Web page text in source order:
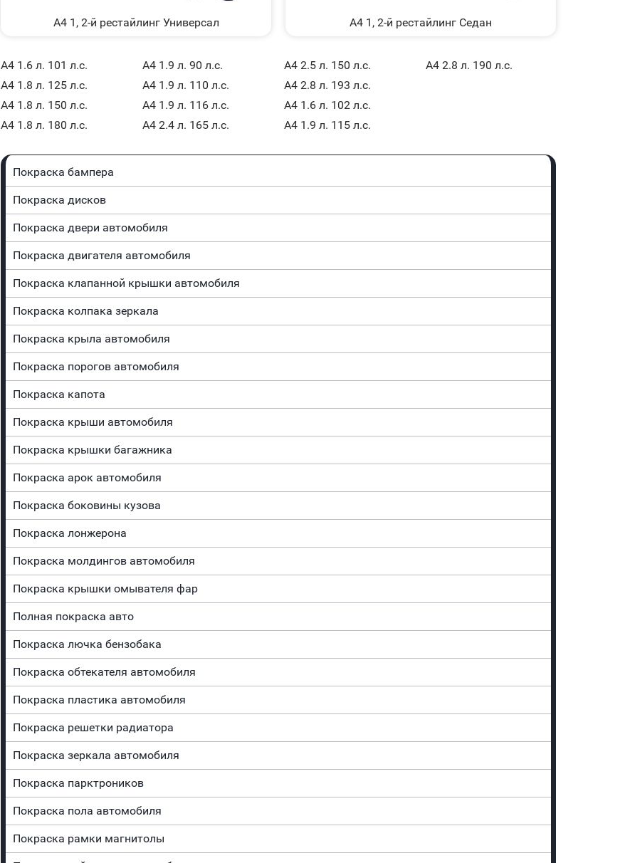
A4 1, 2-й рестайлинг Универсал A4 1, 2-й рестайлинг Седан
A4 1.6 л. 101 л.с.
A4 1.8 л. 125 л.с.
A4 1.8 л. 150 л.с.
A4 1.8 л. 180 л.с.
A4 1.9 л. 90 л.с.
A4 1.9 л. 110 л.с.
A4 1.9 л. 116 л.с.
A4 2.4 л. 165 л.с.
A4 2.5 л. 150 л.с.
A4 2.8 л. 193 л.с.
A4 1.6 л. 102 л.с.
A4 1.9 л. 115 л.с.
A4 2.8 л. 190 л.с.
Покраска бампера
Покраска дисков
Покраска двери автомобиля
Покраска двигателя автомобиля
Покраска клапанной крышки автомобиля
Покраска колпака зеркала
Покраска крыла автомобиля
Покраска порогов автомобиля
Покраска капота
Покраска крыши автомобиля
Покраска крышки багажника
Покраска арок автомобиля
Покраска боковины кузова
Покраска лонжерона
Покраска молдингов автомобиля
Покраска крышки омывателя фар
Полная покраска авто
Покраска лючка бензобака
Покраска обтекателя автомобиля
Покраска пластика автомобиля
Покраска решетки радиатора
Покраска зеркала автомобиля
Покраска парктроников
Покраска пола автомобиля
Покраска рамки магнитолы